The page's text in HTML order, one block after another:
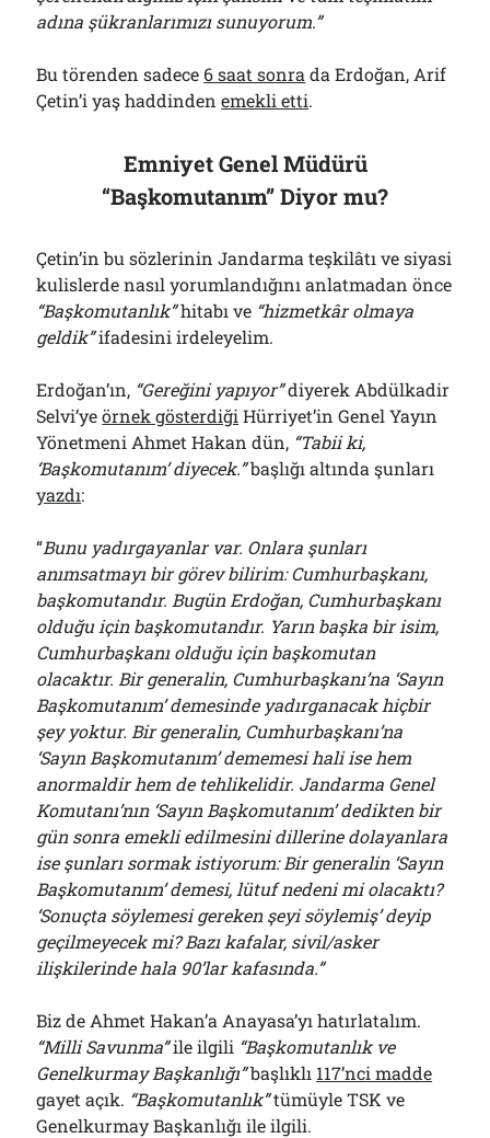
adına şükranlarımızı sunuyorum.”
Bu törenden sadece 6 saat sonra da Erdoğan, Arif
Çetin’i yaş haddindenemekli etti.
Emniyet Genel Müdürü
“Başkomutanım” Diyor mu?
Çetin’in bu sözlerinin Jandarma teşkilâtı ve siyasi
kulislerde nasıl yorumlandığını anlatmadan önce
“Başkomutanlık”hitabı ve “hizmetkâr olmaya
geldik”ifadesini irdeleyelim.
Erdoğan’ın, “Gereğini yapıyor”diyerek Abdülkadir
Selvi’yeörnek gösterdiği Hürriyet’in Genel Yayın
Yönetmeni Ahmet Hakan dün, “Tabii ki,
‘Başkomutanım’ diyecek.”başlığı altında şunları
yazdı:
“Bunu yadırgayanlar var. Onlara şunları
anımsatmayı bir görev bilirim: Cumhurbaşkanı,
başkomutandır. Bugün Erdoğan, Cumhurbaşkanı
olduğu için başkomutandır. Yarın başka bir isim,
Cumhurbaşkanı olduğu için başkomutan
olacaktır. Bir generalin, Cumhurbaşkanı’na ‘Sayın
Başkomutanım’ demesinde yadırganacak hiçbir
şey yoktur. Bir generalin, Cumhurbaşkanı’na
‘Sayın Başkomutanım’ dememesi hali ise hem
anormaldir hem de tehlikelidir. Jandarma Genel
Komutanı’nın ‘Sayın Başkomutanım’ dedikten bir
gün sonra emekli edilmesini dillerine dolayanlara
ise şunları sormak istiyorum: Bir generalin ‘Sayın
Başkomutanım’ demesi, lütuf nedeni mi olacaktı?
‘Sonuçta söylemesi gereken şeyi söylemiş’ deyip
geçilmeyecek mi? Bazı kafalar, sivil/asker
ilişkilerinde hala 90’lar kafasında.”
Biz de Ahmet Hakan’a Anayasa’yı hatırlatalım.
“Milli Savunma”ile ilgili “Başkomutanlık ve
Genelkurmay Başkanlığı”başlıklı 117’nci madde
gayet açık. “Başkomutanlık”tümüyle TSK ve
Genelkurmay Başkanlığı ile ilgili.